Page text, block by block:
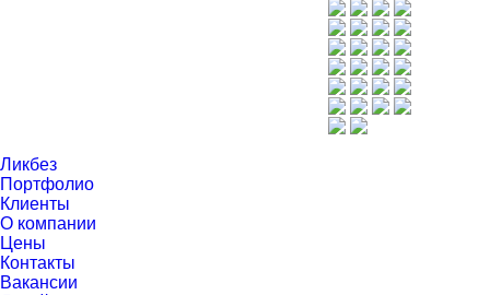
Ликбез
Портфолио
Клиенты
О компании
Цены
Контакты
Вакансии